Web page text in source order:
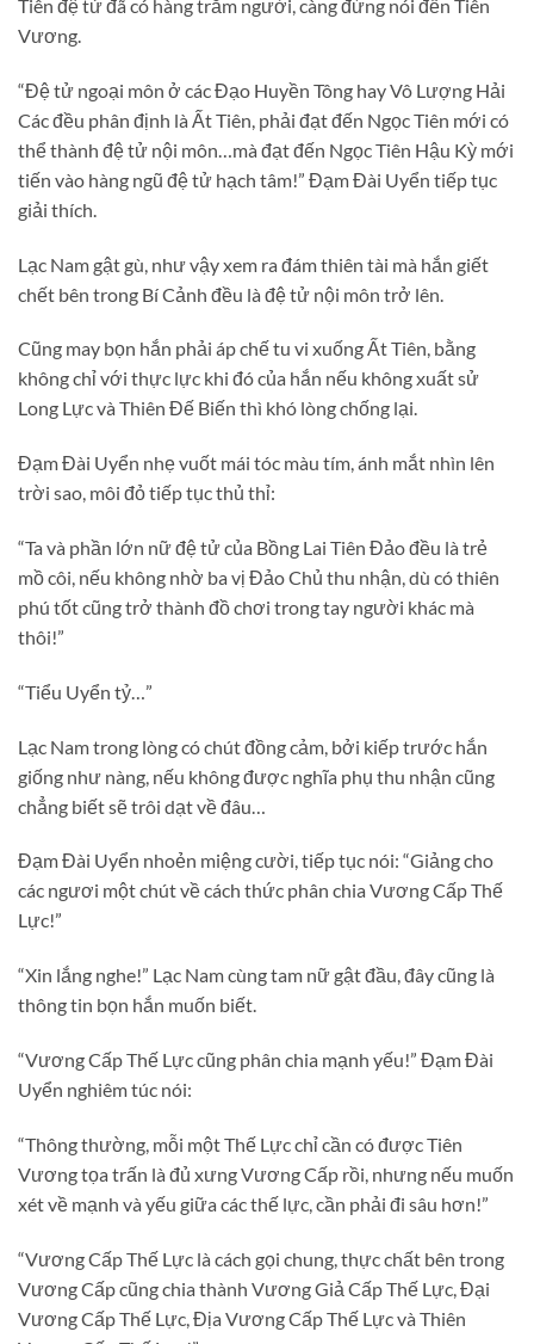
Tiên đệ tử đã có hàng trăm người, càng đừng nói đến Tiên
Vương.
“Đệ tử ngoại môn ở các Đạo Huyền Tông hay Vô Lượng Hải
Các đều phân định là Ất Tiên, phải đạt đến Ngọc Tiên mới có
thể thành đệ tử nội môn…mà đạt đến Ngọc Tiên Hậu Kỳ mới
tiến vào hàng ngũ đệ tử hạch tâm!” Đạm Đài Uyển tiếp tục
giải thích.
Lạc Nam gật gù, như vậy xem ra đám thiên tài mà hắn giết
chết bên trong Bí Cảnh đều là đệ tử nội môn trở lên.
Cũng may bọn hắn phải áp chế tu vi xuống Ất Tiên, bằng
không chỉ với thực lực khi đó của hắn nếu không xuất sử
Long Lực và Thiên Đế Biến thì khó lòng chống lại.
Đạm Đài Uyển nhẹ vuốt mái tóc màu tím, ánh mắt nhìn lên
trời sao, môi đỏ tiếp tục thủ thỉ:
“Ta và phần lớn nữ đệ tử của Bồng Lai Tiên Đảo đều là trẻ
mồ côi, nếu không nhờ ba vị Đảo Chủ thu nhận, dù có thiên
phú tốt cũng trở thành đồ chơi trong tay người khác mà
thôi!”
“Tiểu Uyển tỷ…”
Lạc Nam trong lòng có chút đồng cảm, bởi kiếp trước hắn
giống như nàng, nếu không được nghĩa phụ thu nhận cũng
chẳng biết sẽ trôi dạt về đâu…
Đạm Đài Uyển nhoẻn miệng cười, tiếp tục nói: “Giảng cho
các ngươi một chút về cách thức phân chia Vương Cấp Thế
Lực!”
“Xin lắng nghe!” Lạc Nam cùng tam nữ gật đầu, đây cũng là
thông tin bọn hắn muốn biết.
“Vương Cấp Thế Lực cũng phân chia mạnh yếu!” Đạm Đài
Uyển nghiêm túc nói:
“Thông thường, mỗi một Thế Lực chỉ cần có được Tiên
Vương tọa trấn là đủ xưng Vương Cấp rồi, nhưng nếu muốn
xét về mạnh và yếu giữa các thế lực, cần phải đi sâu hơn!”
“Vương Cấp Thế Lực là cách gọi chung, thực chất bên trong
Vương Cấp cũng chia thành Vương Giả Cấp Thế Lực, Đại
Vương Cấp Thế Lực, Địa Vương Cấp Thế Lực và Thiên